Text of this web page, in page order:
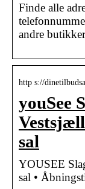
Finde alle
andre
http s://
youSee
sal
YOUSEE
sal •